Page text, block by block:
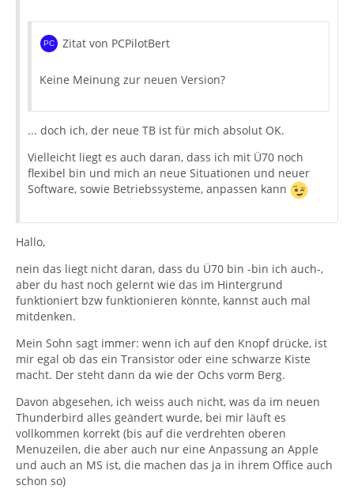
Zitat von PCPilotBert
Keine Meinung zur neuen Version?
... doch ich, der neue TB ist für mich absolut OK.
Vielleicht liegt es auch daran, dass ich mit Ü70 noch
flexibel bin und mich an neue Situationen und neuer
Software, sowie Betriebssysteme, anpassen kann
Hallo,
nein das liegt nicht daran, dass du Ü70 bin -bin ich auch-,
aber du hast noch gelernt wie das im Hintergrund
funktioniert bzw funktionieren könnte, kannst auch mal
mitdenken.
Mein Sohn sagt immer: wenn ich auf den Knopf drücke, ist
mir egal ob das ein Transistor oder eine schwarze Kiste
macht. Der steht dann da wie der Ochs vorm Berg.
Davon abgesehen, ich weiss auch nicht, was da im neuen
Thunderbird alles geändert wurde, bei mir läuft es
vollkommen korrekt (bis auf die verdrehten oberen
Menuzeilen, die aber auch nur eine Anpassung an Apple
und auch an MS ist, die machen das ja in ihrem Office auch
schon so)